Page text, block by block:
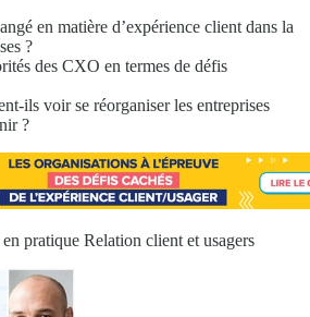
en matière d’expérience client dans la
?
des CXO en termes de défis
ils voir se réorganiser les entreprises
?
pratique Relation client et usagers